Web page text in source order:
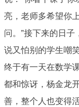
亮，老师多希望你
问。”接下来的日
说又怕别的学生嘲
终于有一天在数学
都和惊讶，杨金龙
善，整个人也变得